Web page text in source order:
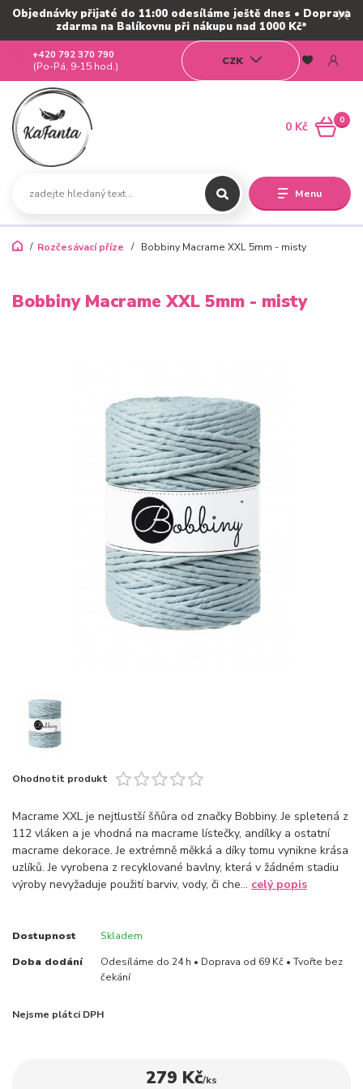
Objednávky přijaté do 11:00 odesíláme ještě dnes • Doprava
zdarma na Balíkovnu při nákupu nad 1000 Kč*
Menu
CZK
+420 792 370 790
(Po-Pá, 9-15 hod.)
0
0 Kč
Rozčesávací příze Bobbiny Macrame XXL 5mm - misty
Bobbiny Macrame XXL 5mm - misty
Ohodnotit produkt
Macrame XXL je nejtlustší šňůra od značky Bobbiny. Je spletená z
112 vláken a je vhodná na macrame lístečky, andílky a ostatní
macrame dekorace. Je extrémně měkká a díky tomu vynikne krása
uzlíků. Je vyrobena z recyklované bavlny, která v žádném stadiu
výroby nevyžaduje použití barviv, vody, či che... celý popis
Dostupnost Skladem
Doba dodání
Odesíláme do 24 h • Doprava od 69 Kč • Tvořte bez
čekání
Nejsme plátci DPH
279 Kč/ks